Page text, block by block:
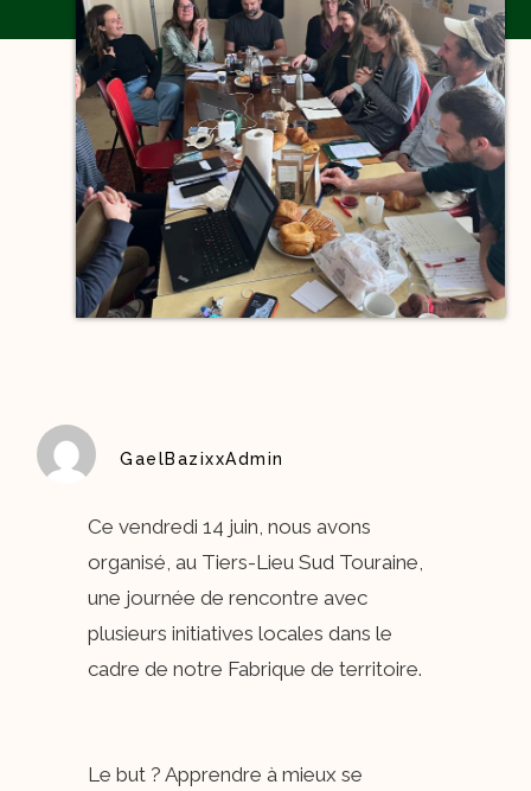
GaelBazixxAdmin
Ce vendredi 14 juin, nous avons
organisé, au Tiers-Lieu Sud Touraine,
une journée de rencontre avec
plusieurs initiatives locales dans le
cadre de notre Fabrique de territoire.
Le but ? Apprendre à mieux se